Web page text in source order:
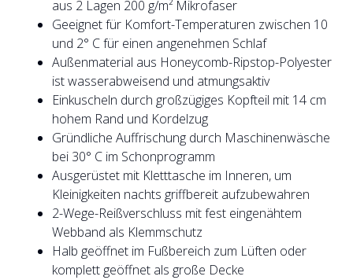
aus 2 Lagen 200 g/m² Mikrofaser
Geeignet für Komfort-Temperaturen zwischen 10
und 2° C für einen angenehmen Schlaf
Außenmaterial aus Honeycomb-Ripstop-Polyester
ist wasserabweisend und atmungsaktiv
Einkuscheln durch großzügiges Kopfteil mit 14 cm
hohem Rand und Kordelzug
Gründliche Auffrischung durch Maschinenwäsche
bei 30° C im Schonprogramm
Ausgerüstet mit Kletttasche im Inneren, um
Kleinigkeiten nachts griffbereit aufzubewahren
2-Wege-Reißverschluss mit fest eingenähtem
Webband als Klemmschutz
Halb geöffnet im Fußbereich zum Lüften oder
komplett geöffnet als große Decke